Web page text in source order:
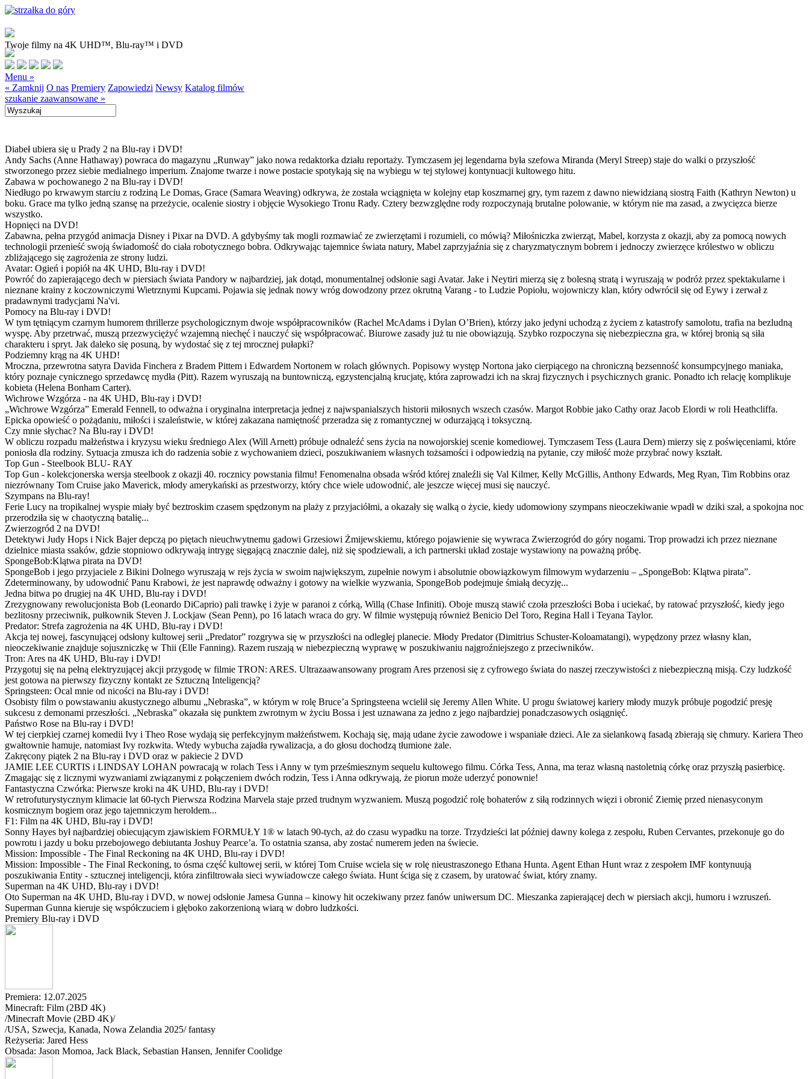
Twoje filmy na 4K UHD™, Blu-ray™ i DVD
Menu »
« Zamknij O nas Premiery Zapowiedzi Newsy Katalog filmów
szukanie zaawansowane »
Diabeł ubiera się u Prady 2 na Blu-ray i DVD!
Andy Sachs (Anne Hathaway) powraca do magazynu „Runway” jako nowa redaktorka działu reportaży. Tymczasem jej legendarna była szefowa Miranda (Meryl Streep) staje do walki o przyszłość
stworzonego przez siebie medialnego imperium. Znajome twarze i nowe postacie spotykają się na wybiegu w tej stylowej kontynuacji kultowego hitu.
Zabawa w pochowanego 2 na Blu-ray i DVD!
Niedługo po krwawym starciu z rodziną Le Domas, Grace (Samara Weaving) odkrywa, że została wciągnięta w kolejny etap koszmarnej gry, tym razem z dawno niewidzianą siostrą Faith (Kathryn Newton) u
boku. Grace ma tylko jedną szansę na przeżycie, ocalenie siostry i objęcie Wysokiego Tronu Rady. Cztery bezwzględne rody rozpoczynają brutalne polowanie, w którym nie ma zasad, a zwycięzca bierze
wszystko.
Hopnięci na DVD!
Zabawna, pełna przygód animacja Disney i Pixar na DVD. A gdybyśmy tak mogli rozmawiać ze zwierzętami i rozumieli, co mówią? Miłośniczka zwierząt, Mabel, korzysta z okazji, aby za pomocą nowych
technologii przenieść swoją świadomość do ciała robotycznego bobra. Odkrywając tajemnice świata natury, Mabel zaprzyjaźnia się z charyzmatycznym bobrem i jednoczy zwierzęce królestwo w obliczu
zbliżającego się zagrożenia ze strony ludzi.
Avatar: Ogień i popiół na 4K UHD, Blu-ray i DVD!
Powróć do zapierającego dech w piersiach świata Pandory w najbardziej, jak dotąd, monumentalnej odsłonie sagi Avatar. Jake i Neytiri mierzą się z bolesną stratą i wyruszają w podróż przez spektakularne i
nieznane krainy z koczowniczymi Wietrznymi Kupcami. Pojawia się jednak nowy wróg dowodzony przez okrutną Varang - to Ludzie Popiołu, wojowniczy klan, który odwrócił się od Eywy i zerwał z
pradawnymi tradycjami Na'vi.
Pomocy na Blu-ray i DVD!
W tym tętniącym czarnym humorem thrillerze psychologicznym dwoje współpracowników (Rachel McAdams i Dylan O’Brien), którzy jako jedyni uchodzą z życiem z katastrofy samolotu, trafia na bezludną
wyspę. Aby przetrwać, muszą przezwyciężyć wzajemną niechęć i nauczyć się współpracować. Biurowe zasady już tu nie obowiązują. Szybko rozpoczyna się niebezpieczna gra, w której bronią są siła
charakteru i spryt. Jak daleko się posuną, by wydostać się z tej mrocznej pułapki?
Podziemny krąg na 4K UHD!
Mroczna, przewrotna satyra Davida Finchera z Bradem Pittem i Edwardem Nortonem w rolach głównych. Popisowy występ Nortona jako cierpiącego na chroniczną bezsenność konsumpcyjnego maniaka,
który poznaje cynicznego sprzedawcę mydła (Pitt). Razem wyruszają na buntowniczą, egzystencjalną krucjatę, która zaprowadzi ich na skraj fizycznych i psychicznych granic. Ponadto ich relację komplikuje
kobieta (Helena Bonham Carter).
Wichrowe Wzgórza - na 4K UHD, Blu-ray i DVD!
„Wichrowe Wzgórza” Emerald Fennell, to odważna i oryginalna interpretacja jednej z najwspanialszych historii miłosnych wszech czasów. Margot Robbie jako Cathy oraz Jacob Elordi w roli Heathcliffa.
Epicka opowieść o pożądaniu, miłości i szaleństwie, w której zakazana namiętność przeradza się z romantycznej w odurzającą i toksyczną.
Czy mnie słychac? Na Blu-ray i DVD!
W obliczu rozpadu małżeństwa i kryzysu wieku średniego Alex (Will Arnett) próbuje odnaleźć sens życia na nowojorskiej scenie komediowej. Tymczasem Tess (Laura Dern) mierzy się z poświęceniami, które
poniosła dla rodziny. Sytuacja zmusza ich do radzenia sobie z wychowaniem dzieci, poszukiwaniem własnych tożsamości i odpowiedzią na pytanie, czy miłość może przybrać nowy kształt.
Top Gun - Steelbook BLU- RAY
Top Gun - kolekcjonerska wersja steelbook z okazji 40. rocznicy powstania filmu! Fenomenalna obsada wśród której znaleźli się Val Kilmer, Kelly McGillis, Anthony Edwards, Meg Ryan, Tim Robbins oraz
niezrównany Tom Cruise jako Maverick, młody amerykański as przestworzy, który chce wiele udowodnić, ale jeszcze więcej musi się nauczyć.
Szympans na Blu-ray!
Ferie Lucy na tropikalnej wyspie miały być beztroskim czasem spędzonym na plaży z przyjaciółmi, a okazały się walką o życie, kiedy udomowiony szympans nieoczekiwanie wpadł w dziki szał, a spokojna noc
przerodziła się w chaotyczną batalię...
Zwierzogród 2 na DVD!
Detektywi Judy Hops i Nick Bajer depczą po piętach nieuchwytnemu gadowi Grzesiowi Żmijewskiemu, którego pojawienie się wywraca Zwierzogród do góry nogami. Trop prowadzi ich przez nieznane
dzielnice miasta ssaków, gdzie stopniowo odkrywają intrygę sięgającą znacznie dalej, niż się spodziewali, a ich partnerski układ zostaje wystawiony na poważną próbę.
SpongeBob:Klątwa pirata na DVD!
SpongeBob i jego przyjaciele z Bikini Dolnego wyruszają w rejs życia w swoim największym, zupełnie nowym i absolutnie obowiązkowym filmowym wydarzeniu – „SpongeBob: Klątwa pirata”.
Zdeterminowany, by udowodnić Panu Krabowi, że jest naprawdę odważny i gotowy na wielkie wyzwania, SpongeBob podejmuje śmiałą decyzję...
Jedna bitwa po drugiej na 4K UHD, Blu-ray i DVD!
Zrezygnowany rewolucjonista Bob (Leonardo DiCaprio) pali trawkę i żyje w paranoi z córką, Willą (Chase Infiniti). Oboje muszą stawić czoła przeszłości Boba i uciekać, by ratować przyszłość, kiedy jego
bezlitosny przeciwnik, pułkownik Steven J. Lockjaw (Sean Penn), po 16 latach wraca do gry. W filmie występują również Benicio Del Toro, Regina Hall i Teyana Taylor.
Predator: Strefa zagrożenia na 4K UHD, Blu-ray i DVD!
Akcja tej nowej, fascynującej odsłony kultowej serii „Predator” rozgrywa się w przyszłości na odległej planecie. Młody Predator (Dimitrius Schuster-Koloamatangi), wypędzony przez własny klan,
nieoczekiwanie znajduje sojuszniczkę w Thii (Elle Fanning). Razem ruszają w niebezpieczną wyprawę w poszukiwaniu najgroźniejszego z przeciwników.
Tron: Ares na 4K UHD, Blu-ray i DVD!
Przygotuj się na pełną elektryzującej akcji przygodę w filmie TRON: ARES. Ultrazaawansowany program Ares przenosi się z cyfrowego świata do naszej rzeczywistości z niebezpieczną misją. Czy ludzkość
jest gotowa na pierwszy fizyczny kontakt ze Sztuczną Inteligencją?
Springsteen: Ocal mnie od nicości na Blu-ray i DVD!
Osobisty film o powstawaniu akustycznego albumu „Nebraska”, w którym w rolę Bruce’a Springsteena wcielił się Jeremy Allen White. U progu światowej kariery młody muzyk próbuje pogodzić presję
sukcesu z demonami przeszłości. „Nebraska” okazała się punktem zwrotnym w życiu Bossa i jest uznawana za jedno z jego najbardziej ponadczasowych osiągnięć.
Państwo Rose na Blu-ray i DVD!
W tej cierpkiej czarnej komedii Ivy i Theo Rose wydają się perfekcyjnym małżeństwem. Kochają się, mają udane życie zawodowe i wspaniałe dzieci. Ale za sielankową fasadą zbierają się chmury. Kariera Theo
gwałtownie hamuje, natomiast Ivy rozkwita. Wtedy wybucha zajadła rywalizacja, a do głosu dochodzą tłumione żale.
Zakręcony piątek 2 na Blu-ray i DVD oraz w pakiecie 2 DVD
JAMIE LEE CURTIS i LINDSAY LOHAN powracają w rolach Tess i Anny w tym prześmiesznym sequelu kultowego filmu. Córka Tess, Anna, ma teraz własną nastoletnią córkę oraz przyszłą pasierbicę.
Zmagając się z licznymi wyzwaniami związanymi z połączeniem dwóch rodzin, Tess i Anna odkrywają, że piorun może uderzyć ponownie!
Fantastyczna Czwórka: Pierwsze kroki na 4K UHD, Blu-ray i DVD!
W retrofuturystycznym klimacie lat 60-tych Pierwsza Rodzina Marvela staje przed trudnym wyzwaniem. Muszą pogodzić rolę bohaterów z siłą rodzinnych więzi i obronić Ziemię przed nienasyconym
kosmicznym bogiem oraz jego tajemniczym heroldem...
F1: Film na 4K UHD, Blu-ray i DVD!
Sonny Hayes był najbardziej obiecującym zjawiskiem FORMUŁY 1® w latach 90-tych, aż do czasu wypadku na torze. Trzydzieści lat później dawny kolega z zespołu, Ruben Cervantes, przekonuje go do
powrotu i jazdy u boku przebojowego debiutanta Joshuy Pearce’a. To ostatnia szansa, aby zostać numerem jeden na świecie.
Mission: Impossible - The Final Reckoning na 4K UHD, Blu-ray i DVD!
Mission: Impossible - The Final Reckoning, to ósma część kultowej serii, w której Tom Cruise wciela się w rolę nieustraszonego Ethana Hunta. Agent Ethan Hunt wraz z zespołem IMF kontynuują
poszukiwania Entity - sztucznej inteligencji, która zinfiltrowała sieci wywiadowcze całego świata. Hunt ściga się z czasem, by uratować świat, który znamy.
Superman na 4K UHD, Blu-ray i DVD!
Oto Superman na 4K UHD, Blu-ray i DVD, w nowej odsłonie Jamesa Gunna – kinowy hit oczekiwany przez fanów uniwersum DC. Mieszanka zapierającej dech w piersiach akcji, humoru i wzruszeń.
Superman Gunna kieruje się współczuciem i głęboko zakorzenioną wiarą w dobro ludzkości.
Premiery Blu-ray i DVD
Premiera: 12.07.2025
Minecraft: Film (2BD 4K)
/Minecraft Movie (2BD 4K)/
/USA, Szwecja, Kanada, Nowa Zelandia 2025/fantasy
Reżyseria: Jared Hess
Obsada: Jason Momoa, Jack Black, Sebastian Hansen, Jennifer Coolidge